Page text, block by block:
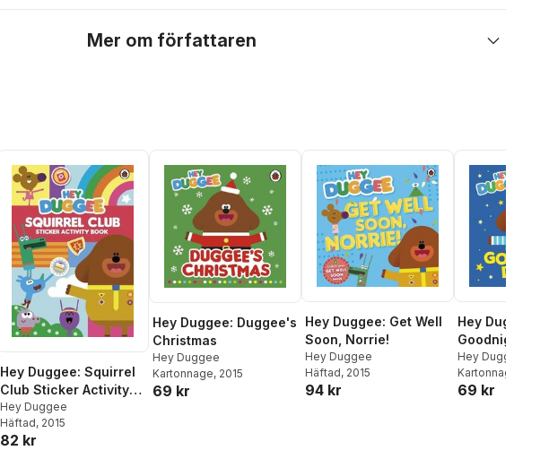
Mer om författaren
Hey Duggee: Squirrel
Club Sticker Activity
Book
Hey Duggee
Häftad, 2015
82 kr
Hey Duggee: Duggee's
Christmas
Hey Duggee
Kartonnage, 2015
69 kr
Hey Duggee: Get Well
Soon, Norrie!
Hey Duggee
Häftad, 2015
94 kr
Hey Duggee:
Goodnight
Hey Duggee
Kartonnage
69 kr